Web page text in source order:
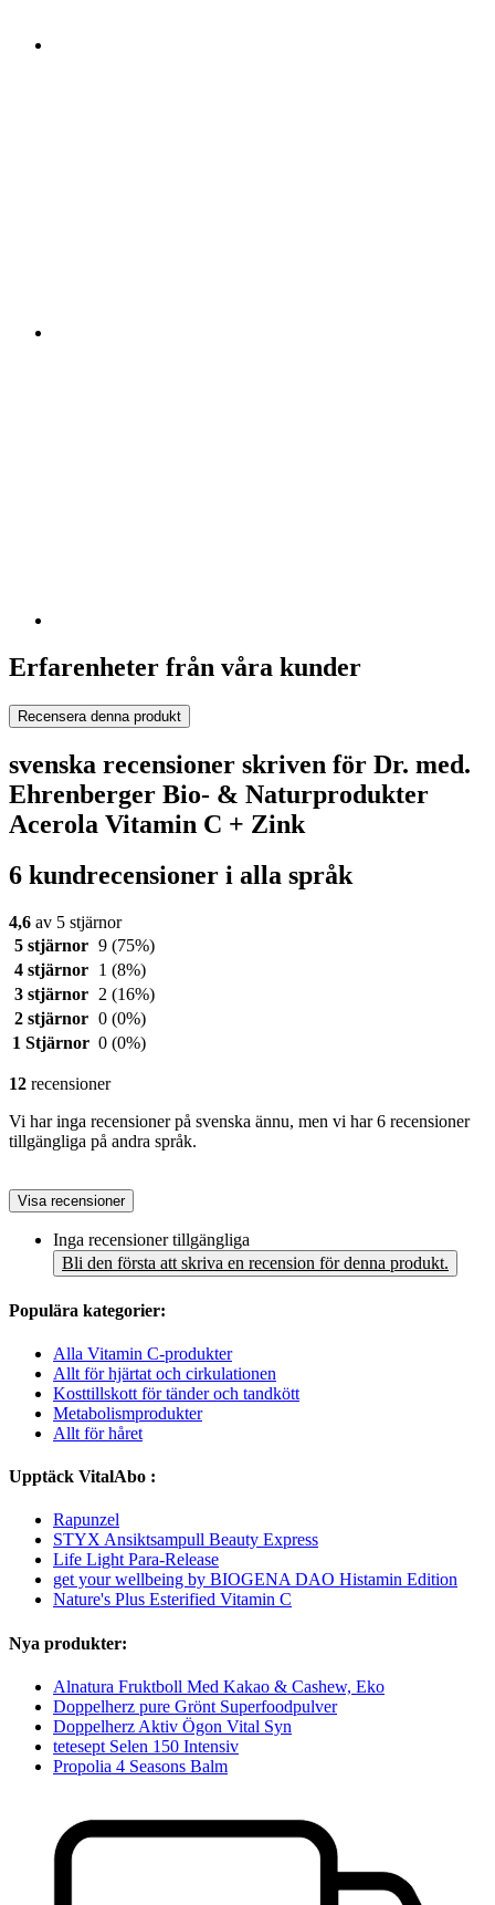
Erfarenheter från våra kunder
Recensera denna produkt
svenska recensioner skriven för Dr. med.
Ehrenberger Bio- & Naturprodukter
Acerola Vitamin C + Zink
6 kundrecensioner i alla språk
4,6 av 5 stjärnor
5 stjärnor 9 (75%)
4 stjärnor
1 (8%)
3 stjärnor
2 (16%)
2 stjärnor 0 (0%)
1 Stjärnor 0 (0%)
12 recensioner
Vi har inga recensioner på svenska ännu, men vi har 6 recensioner
tillgängliga på andra språk.
Visa recensioner
Inga recensioner tillgängliga
Bli den första att skriva en recension för denna produkt.
Populära kategorier:
Alla Vitamin C-produkter
Allt för hjärtat och cirkulationen
Kosttillskott för tänder och tandkött
Metabolismprodukter
Allt för håret
Upptäck VitalAbo :
Rapunzel
STYX Ansiktsampull Beauty Express
Life Light Para-Release
get your wellbeing by BIOGENA DAO Histamin Edition
Nature's Plus Esterified Vitamin C
Nya produkter:
Alnatura Fruktboll Med Kakao & Cashew, Eko
Doppelherz pure Grönt Superfoodpulver
Doppelherz Aktiv Ögon Vital Syn
tetesept Selen 150 Intensiv
Propolia 4 Seasons Balm